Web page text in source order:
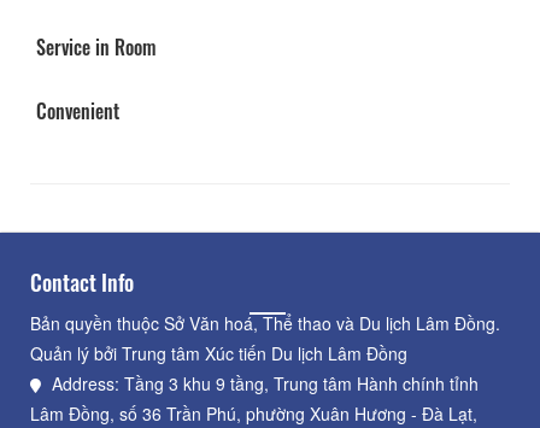
Service in Room
Convenient
Contact Info
Bản quyền thuộc Sở Văn hoá, Thể thao và Du lịch Lâm Đồng.
Quản lý bởi Trung tâm Xúc tiến Du lịch Lâm Đồng
Address: Tầng 3 khu 9 tầng, Trung tâm Hành chính tỉnh
Lâm Đồng, số 36 Trần Phú, phường Xuân Hương - Đà Lạt,